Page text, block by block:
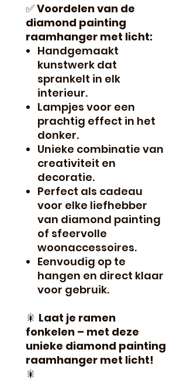
✅Voordelen van de
diamond painting
raamhanger met licht:
Handgemaakt
kunstwerk dat
sprankelt in elk
interieur.
Lampjes voor een
prachtig effect in het
donker.
Unieke combinatie van
creativiteit en
decoratie.
Perfect als cadeau
voor elke liefhebber
van diamond painting
of sfeervolle
woonaccessoires.
Eenvoudig op te
hangen en direct klaar
voor gebruik.
🎇 Laat je ramen
fonkelen – met deze
unieke diamond painting
raamhanger met licht!
🎇